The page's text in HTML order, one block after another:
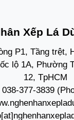
Xếp Lá
P1, Tầng trệt,
lộ 1A, Phường
12, TpHCM
038-377-3839